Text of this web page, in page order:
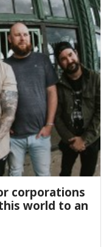
corporations
world to an